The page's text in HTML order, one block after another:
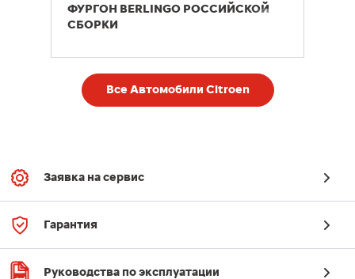
ФУРГОН BERLINGO РОССИЙСКОЙ
СБОРКИ
Все Автомобили Citroen
Заявка на сервис
Гарантия
Руководства по эксплуатации